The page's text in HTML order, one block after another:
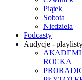
Piątek
Sobota
Niedziela
Podcasty
Audycje - playlisty
ROCKA